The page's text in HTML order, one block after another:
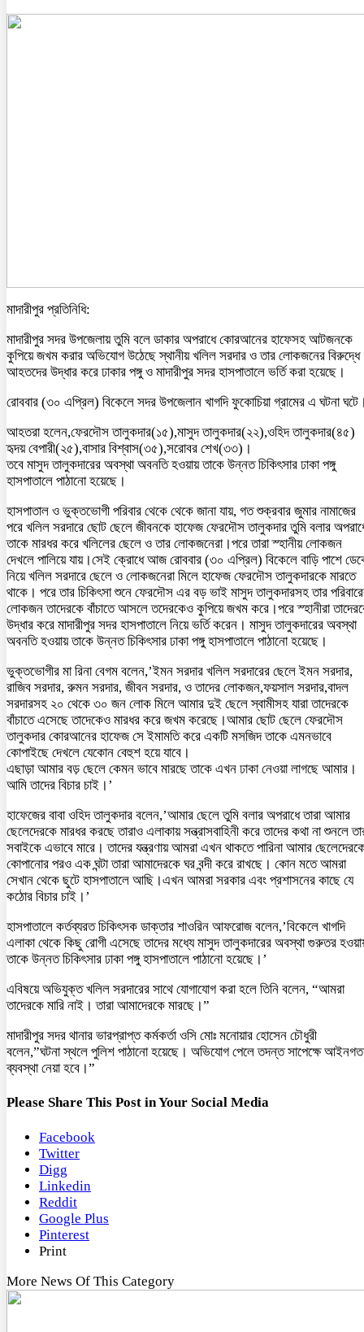
মাদারীপুর প্রতিনিধি:
মাদারীপুর সদর উপজেলায় তুমি বলে ডাকার অপরাধে কোরআনের হাফেসহ আটজনকে
কুপিয়ে জখম করার অভিযোগ উঠেছে স্থানীয় খলিল সরদার ও তার লোকজনের
আহতদের উদ্ধার করে ঢাকার পঙ্গু ও মাদারীপুর সদর হাসপাতালে ভর্তি করা হয়েছে।
রোববার (৩০ এপ্রিল) বিকেলে সদর উপজেলান খাগদি ফুকোচিয়া গ্রামের এ ঘটনা
আহতরা হলেন,ফেরদৌস তালুকদার(১৫),মাসুদ তালুকদার(২২),ওহিদ তালুকদার(৪৫)
হৃদয় বেপারী(২৫),বাসার বিশ্বাস(৩৫),সরোবর শেখ(৩৩)।
তবে মাসুদ তালুকদারের অবস্থা অবনতি হওয়ায় তাকে উন্নত চিকিৎসার ঢাকা পঙ্গু
হাসপাতালে পাঠানো হয়েছে।
হাসপাতাল ও ভুক্তভোগী পরিবার থেকে থেকে জানা যায়, গত শুক্রবার জুমার নামাজের
পরে খলিল সরদারে ছোট ছেলে জীবনকে হাফেজ ফেরদৌস তালুকদার তুমি বলার
তাকে মারধর করে খলিলের ছেলে ও তার লোকজনেরা।পরে তারা স্হানীয় লোকজন
দেখলে পালিয়ে যায়।সেই ক্রোধে আজ রোববার (৩০ এপ্রিল) বিকেলে বাড়ি পাশে
নিয়ে খলিল সরদারে ছেলে ও লোকজনেরা মিলে হাফেজ ফেরদৌস তালুকদারকে মারতে
থাকে। পরে তার চিকিৎসা শুনে ফেরদৌস এর বড় ভাই মাসুদ তালুকদারসহ তার
লোকজন তাদেরকে বাঁচাতে আসলে তদেরকেও কুপিয়ে জখম করে।পরে স্হানীরা
উদ্ধার করে মাদারীপুর সদর হাসপাতালে নিয়ে ভর্তি করেন। মাসুদ তালুকদারের অবস্থা
অবনতি হওয়ায় তাকে উন্নত চিকিৎসার ঢাকা পঙ্গু হাসপাতালে পাঠানো হয়েছে।
ভুক্তভোগীর মা রিনা বেগম বলেন,’ইমন সরদার খলিল সরদারের ছেলে ইমন সরদার,
রাজিব সরদার, রুমন সরদার, জীবন সরদার, ও তাদের লোকজন,ফয়সাল সরদার,বাদল
সরদারসহ ২০ থেকে ৩০ জন লোক মিলে আমার দুই ছেলে স্বামীসহ যারা তাদেরকে
বাঁচাতে এসেছে তাদেকেও মারধর করে জখম করেছে।আমার ছোট ছেলে ফেরদৌস
তালুকদার কোরআনের হাফেজ সে ইমামতি করে একটি মসজিদ তাকে এমনভাবে
কোপাইছে দেখলে যেকোন বেহুশ হয়ে যাবে।
এছাড়া আমার বড় ছেলে কেমন ভাবে মারছে তাকে এখন ঢাকা নেওয়া লাগছে আমার।
আমি তাদের বিচার চাই।’
হাফেজের বাবা ওহিদ তালুকদার বলেন,’আমার ছেলে তুমি বলার অপরাধে তারা আমার
ছেলেদেরকে মারধর করছে তারাও এলাকায় সন্ত্রাসবাহিনী করে তাদের কথা না শুনলে
সবাইকে এভাবে মারে। তাদের যন্ত্রণায় আমরা এখন থাকতে পারিনা আমার
কোপানোর পরও এক ঘন্টা তারা আমাদেরকে ঘর বন্দী করে রাখছে। কোন মতে আমরা
সেখান থেকে ছুটে হাসপাতালে আছি।এখন আমরা সরকার এবং প্রশাসনের কাছে যে
কঠোর বিচার চাই।’
হাসপাতালে কর্তব্যরত চিকিৎসক ডাক্তার শাওরিন আফরোজ বলেন,’বিকেলে খাগদি
এলাকা থেকে কিছু রোগী এসেছে তাদের মধ্যে মাসুদ তালুকদারের অবস্থা গুরুতর
তাকে উন্নত চিকিৎসার ঢাকা পঙ্গু হাসপাতালে পাঠানো হয়েছে।’
এবিষয়ে অভিযুক্ত খলিল সরদারের সাথে যোগাযোগ করা হলে তিনি বলেন, “আমরা
তাদেরকে মারি নাই। তারা আমাদেরকে মারছে।”
মাদারীপুর সদর থানার ভারপ্রাপ্ত কর্মকর্তা ওসি মোঃ মনোয়ার হোসেন চৌধুরী
বলেন,”ঘটনা স্থলে পুলিশ পাঠানো হয়েছে। অভিযোগ পেলে তদন্ত সাপেক্ষে আইনগত
ব্যবস্থা নেয়া হবে।”
Please Share This Post in Your Social Media
Facebook
Twitter
Digg
Linkedin
Reddit
Google Plus
Pinterest
Print
More News Of This Category